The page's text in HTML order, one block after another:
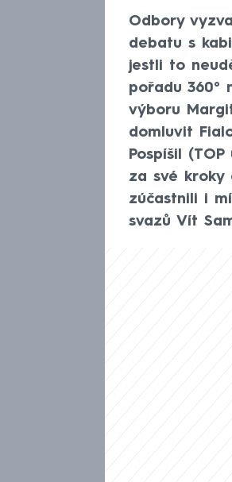
Odbory
debatu s
jestli to
pořadu 360°
výboru
domluvit
Pospíšil
za své kroky
zúčastnili i
svazů Vít